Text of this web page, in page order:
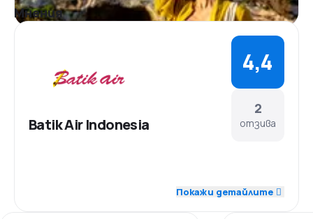
Мнения
Batik Air Indonesia
2
отзива
4,4
Покажи детайлите